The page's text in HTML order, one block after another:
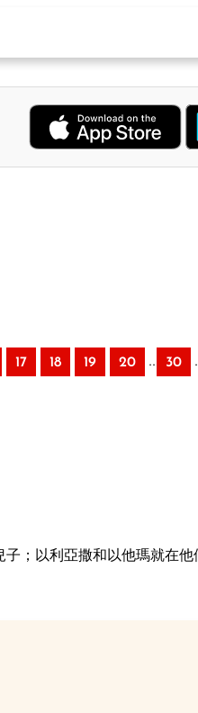
17 18 19 20 .. 30
；以利亞撒和以他瑪就在他